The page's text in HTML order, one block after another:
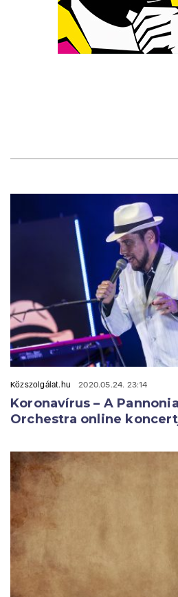
Közszolgálat.hu 2020.05.24. 23:14
Koronavírus – A
Orchestra online